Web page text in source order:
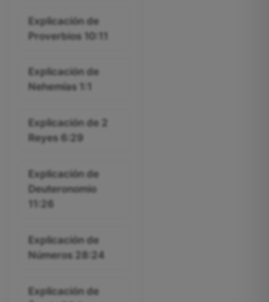
Explicación de
Proverbios 10:11
Explicación de
Nehemías 1:1
Explicación de 2
Reyes 6:29
Explicación de
Deuteronomio
11:26
Explicación de
Números 28:24
Explicación de